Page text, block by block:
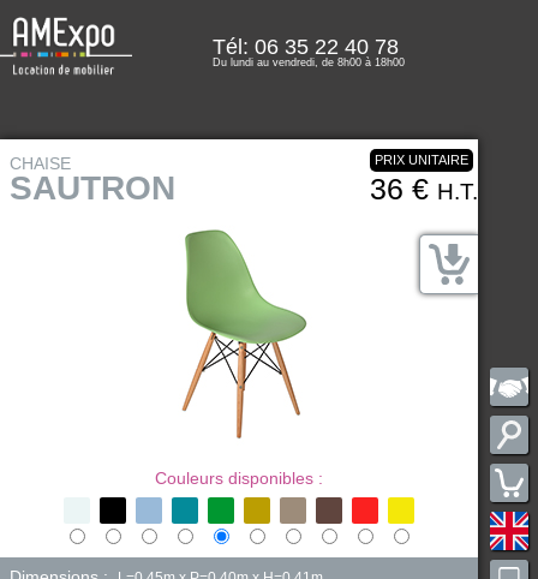
Tél: 06 35 22 40 78
Du lundi au vendredi, de 8h00 à 18h00
CHAISE
SAUTRON
PRIX UNITAIRE
36 € H.T.
Couleurs disponibles :